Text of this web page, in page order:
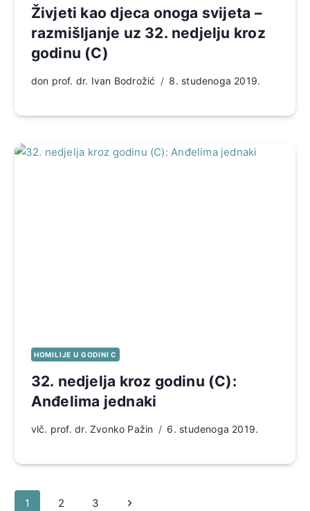
Živjeti kao djeca onoga svijeta –
razmišljanje uz 32. nedjelju kroz
godinu (C)
don prof. dr. Ivan Bodrožić 8. studenoga 2019.
HOMILIJE U GODINI C
32. nedjelja kroz godinu (C):
Anđelima jednaki
vlč. prof. dr. Zvonko Pažin 6. studenoga 2019.
Page
1 2 3 Sljedeća